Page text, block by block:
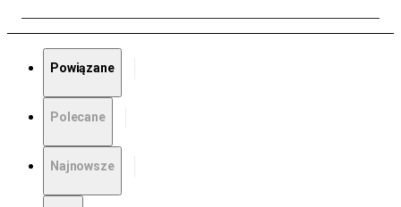
Powiązane
Polecane
Najnowsze